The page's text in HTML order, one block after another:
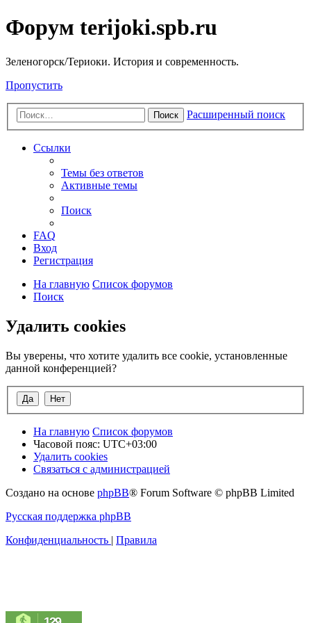
Форум terijoki.spb.ru
Зеленогорск/Териоки. История и современность.
Пропустить
Поиск Расширенный поиск
Ссылки
Темы без ответов
Активные темы
Поиск
FAQ
Вход
Регистрация
На главную Список форумов
Поиск
Удалить cookies
Вы уверены, что хотите удалить все cookie, установленные
данной конференцией?
На главную Список форумов
Часовой пояс: UTC+03:00
Удалить cookies
Связаться с администрацией
Создано на основе phpBB® Forum Software © phpBB Limited
Русская поддержка phpBB
Конфиденциальность | Правила